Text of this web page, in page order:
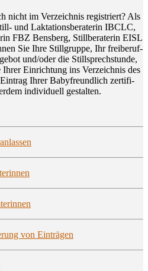
nicht im Ver­zeich­nis regis­triert? Als
und Lak­ta­ti­ons­be­ra­te­rin IBCLC,
FBZ Bens­berg, Still­be­ra­te­rin EISL
Sie Ihre Still­grup­pe, Ihr frei­be­ruf­
und/oder die Still­sprech­stun­de,
Ein­rich­tung ins Ver­zeich­nis des
Ihrer Baby­freund­lich zer­ti­fi­
indi­vi­du­ell gestalten.
von Einträgen